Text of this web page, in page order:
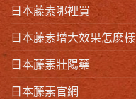
日本藤素哪裡買
日本藤素增大效果怎麽樣
日本藤素壯陽藥
日本藤素官網